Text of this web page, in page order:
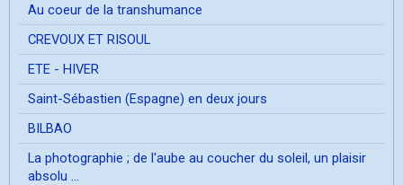
Au coeur de la transhumance
CREVOUX ET RISOUL
ETE - HIVER
Saint-Sébastien (Espagne) en deux jours
BILBAO
La photographie ; de l'aube au coucher du soleil, un plaisir
absolu ...